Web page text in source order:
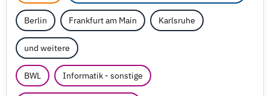
Berlin Frankfurt am Main Karlsruhe
und weitere
BWL Informatik - sonstige